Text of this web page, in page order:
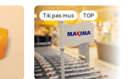
Tik pas mus TOP